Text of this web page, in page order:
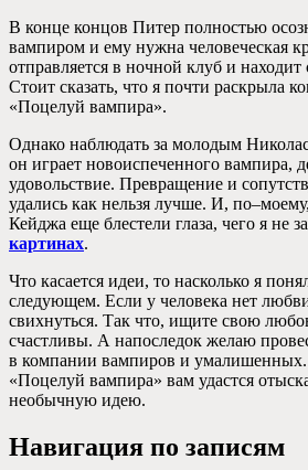
В конце концов Питер полностью
вампиром и ему нужна человеческая
отправляется в ночной клуб и
Стоит сказать, что я почти раскрыла
«Поцелуй вампира».
Однако наблюдать за молодым
он играет новоиспеченного вампира,
удовольствие. Превращение и
удались как нельзя лучше. И,
Кейджа еще блестели глаза, чего я не
картинах.
Что касается идеи, то насколько я
следующем. Если у человека нет
свихнуться. Так что, ищите свою
счастливы. А напоследок желаю
в компании вампиров и
«Поцелуй вампира» вам удастся
необычную идею.
Навигация по записям